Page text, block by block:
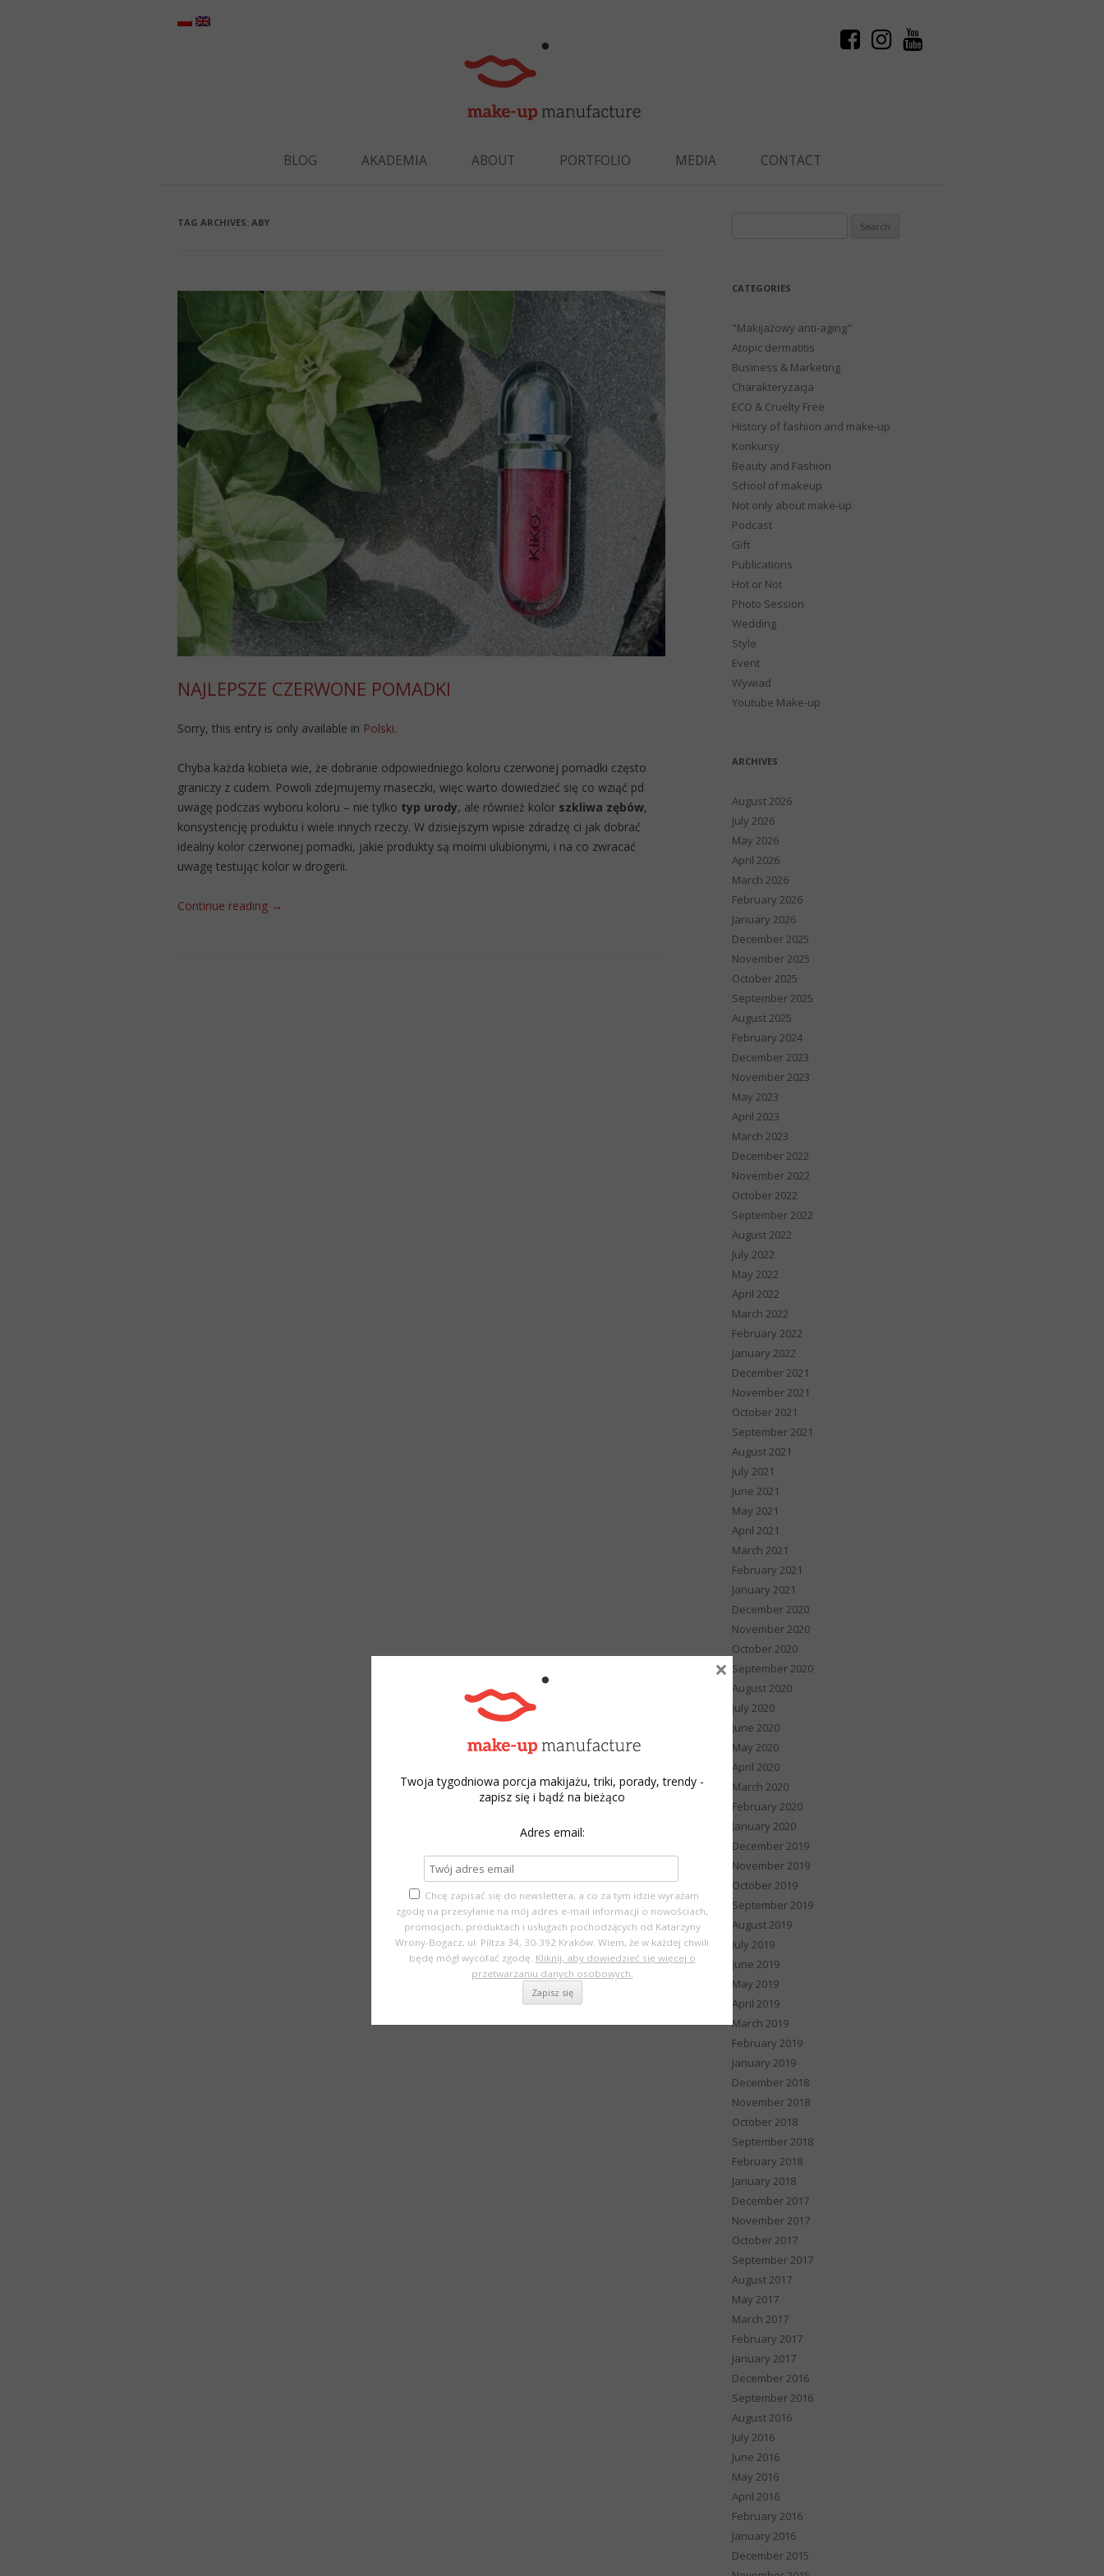
BLOG AKADEMIA ABOUT PORTFOLIO MEDIA CONTACT
TAG ARCHIVES: ABY
NAJLEPSZE CZERWONE POMADKI
Sorry, this entry is only available in Polski.
Chyba każda kobieta wie, że dobranie odpowiedniego koloru czerwonej pomadki często
graniczy z cudem. Powoli zdejmujemy maseczki, więc warto dowiedzieć się co wziąć pd
uwagę podczas wyboru koloru – nie tylko typ urody, ale również kolor szkliwa zębów,
konsystencję produktu i wiele innych rzeczy. W dzisiejszym wpisie zdradzę ci jak dobrać
idealny kolor czerwonej pomadki, jakie produkty są moimi ulubionymi, i na co zwracać
uwagę testując kolor w drogerii.
Continue reading →
CATEGORIES
"Makijażowy anti-aging"
Atopic dermatitis
Business & Marketing
Charakteryzacja
ECO & Cruelty Free
History of fashion and make-up
Konkursy
Beauty and Fashion
School of makeup
Not only about make-up
Podcast
Gift
Publications
Hot or Not
Photo Session
Wedding
Style
Event
Wywiad
Youtube Make-up
ARCHIVES
August 2026
July 2026
May 2026
April 2026
March 2026
February 2026
January 2026
December 2025
November 2025
October 2025
September 2025
August 2025
February 2024
December 2023
November 2023
May 2023
April 2023
March 2023
December 2022
November 2022
October 2022
September 2022
August 2022
July 2022
May 2022
April 2022
March 2022
February 2022
January 2022
December 2021
November 2021
October 2021
September 2021
August 2021
July 2021
June 2021
May 2021
April 2021
March 2021
February 2021
January 2021
December 2020
November 2020
October 2020
September 2020
August 2020
July 2020
June 2020
May 2020
April 2020
March 2020
February 2020
January 2020
December 2019
November 2019
October 2019
September 2019
August 2019
July 2019
June 2019
May 2019
April 2019
March 2019
February 2019
January 2019
December 2018
November 2018
October 2018
September 2018
February 2018
January 2018
December 2017
November 2017
October 2017
September 2017
August 2017
May 2017
March 2017
February 2017
January 2017
December 2016
September 2016
August 2016
July 2016
June 2016
May 2016
April 2016
February 2016
January 2016
December 2015
Twoja tygodniowa porcja makijażu, triki, porady, trendy -
zapisz się i bądź na bieżąco
Adres email:
Chcę zapisać się do newslettera, a co za tym idzie wyrażam
zgodę na przesyłanie na mój adres e-mail informacji o nowościach,
promocjach, produktach i usługach pochodzących od Katarzyny
Wrony-Bogacz, ul. Piltza 34, 30-392 Kraków. Wiem, że w każdej chwili
będę mógł wycofać zgodę. Kliknij, aby dowiedzieć się więcej o
przetwarzaniu danych osobowych.
×